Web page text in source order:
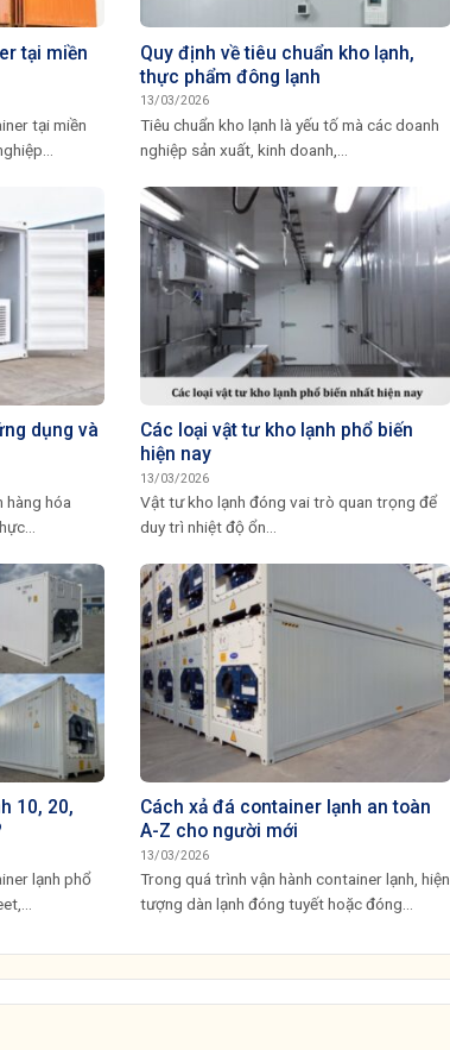
tại miền
tại miền
Quy định về tiêu chuẩn kho lạnh,
thực phẩm đông lạnh
13/03/2026
Tiêu chuẩn kho lạnh là yếu tố mà các doanh
nghiệp sản xuất, kinh doanh,...
dụng và
hàng hóa
Các loại vật tư kho lạnh phổ biến
hiện nay
13/03/2026
Vật tư kho lạnh đóng vai trò quan trọng để
duy trì nhiệt độ ổn...
10, 20,
lạnh phổ
Cách xả đá container lạnh an toàn
A-Z cho người mới
13/03/2026
Trong quá trình vận hành container lạnh, hiện
tượng dàn lạnh đóng tuyết hoặc đóng...